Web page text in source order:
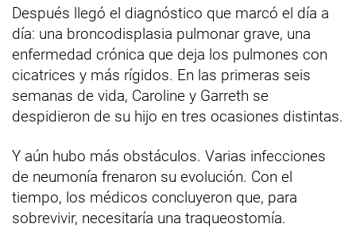
Después llegó el diagnóstico que marcó el día a
día: una broncodisplasia pulmonar grave, una
enfermedad crónica que deja los pulmones con
cicatrices y más rígidos. En las primeras seis
semanas de vida, Caroline y Garreth se
despidieron de su hijo en tres ocasiones distintas.
Y aún hubo más obstáculos. Varias infecciones
de neumonía frenaron su evolución. Con el
tiempo, los médicos concluyeron que, para
sobrevivir, necesitaría una traqueostomía.